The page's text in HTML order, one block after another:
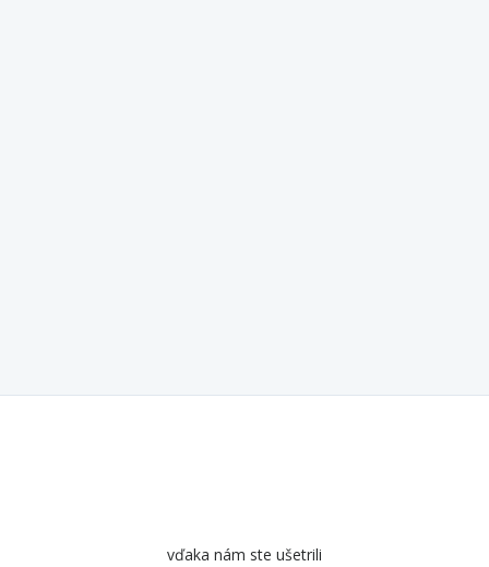
vďaka nám ste ušetrili